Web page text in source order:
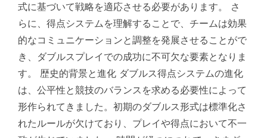
式に基づいて戦略を適応させる必要があります。 さ
らに、得点システムを理解することで、チームは効果
的なコミュニケーションと調整を発展させることがで
き、ダブルスプレイでの成功に不可欠な要素となりま
す。 歴史的背景と進化 ダブルス得点システムの進化
は、公平性と競技のバランスを求める必要性によって
形作られてきました。初期のダブルス形式は標準化さ
れたルールが欠けており、プレイや得点において不一